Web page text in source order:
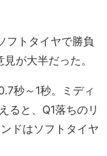
フトタイヤで勝負
が大半だった。
秒～1秒。ミディ
ると、Q1落ちのリ
ドはソフトタイヤ